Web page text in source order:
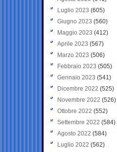
Luglio 2023 (605)
Giugno 2023 (560)
Maggio 2023 (412)
Aprile 2023 (567)
Marzo 2023 (506)
Febbraio 2023 (505)
Gennaio 2023 (541)
Dicembre 2022 (525)
Novembre 2022 (526)
Ottobre 2022 (552)
Settembre 2022 (584)
Agosto 2022 (584)
Luglio 2022 (562)